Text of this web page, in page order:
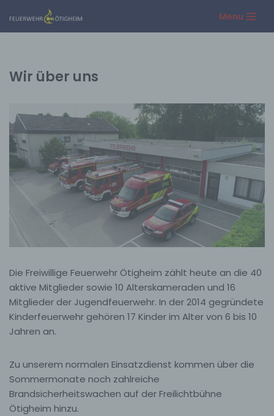
Zum
Menu
Wir über uns
Die Freiwillige Feuerwehr Ötigheim zählt heute an die 40
aktive Mitglieder sowie 10 Alterskameraden und 16
Mitglieder der Jugendfeuerwehr. In der 2014 gegründete
Kinderfeuerwehr gehören 17 Kinder im Alter von 6 bis 10
Jahren an.
Zu unserem normalen Einsatzdienst kommen über die
Sommermonate noch zahlreiche
Brandsicherheitswachen auf der Freilichtbühne
Ötigheim hinzu.